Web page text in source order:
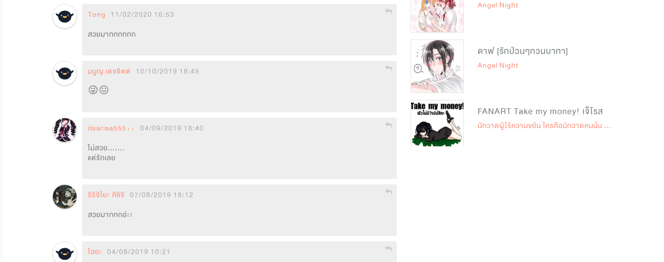
Tong 11/02/2020 16:53
สวยมากกกกกก
มนูญ เดชจิตต์ 10/10/2019 18:45
😜😖
itsarisa555++ 04/09/2019 18:40
ไม่สวย.......
แต่รักเลย
ริริจิโยะ คิชิจิ 07/08/2019 18:12
สวยมากกกอ่ะะ
ไฮยะ 04/08/2019 10:21
Angel Night
ดาฟ [รักป่วนๆกวนบาทา]
Angel Night
FANART Take my money! เจ็โรส
นักวาดผู้ไร้ความขยัน ใครคือนักวาดคนนั้น กูนี่ไง จะใครอีก